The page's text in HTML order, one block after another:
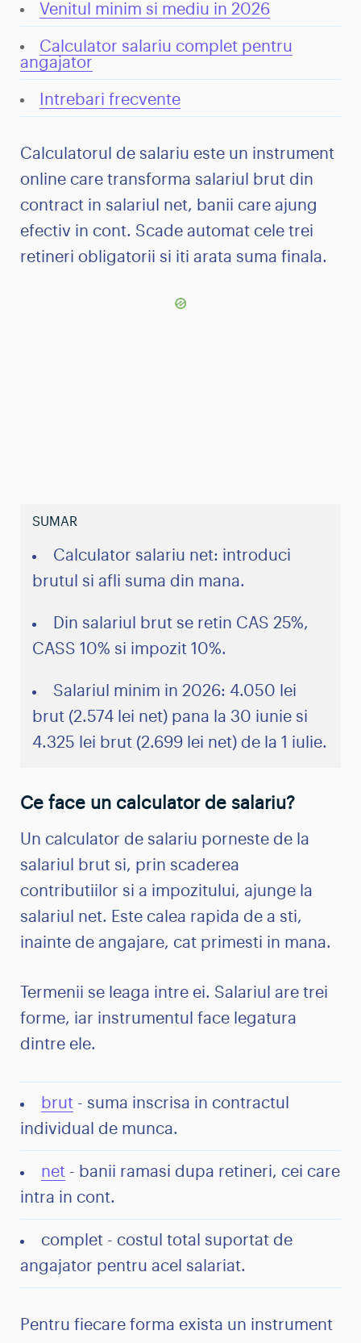
Venitul minim si mediu in 2026
Calculator salariu complet pentru
angajator
Intrebari frecvente
Calculatorul de salariu este un instrument
online care transforma salariul brut din
contract in salariul net, banii care ajung
efectiv in cont. Scade automat cele trei
retineri obligatorii si iti arata suma finala.
Calculator salariu net: introduci
brutul si afli suma din mana.
Din salariul brut se retin CAS 25%,
CASS 10% si impozit 10%.
Salariul minim in 2026: 4.050 lei
brut (2.574 lei net) pana la 30 iunie si
4.325 lei brut (2.699 lei net) de la 1 iulie.
Ce face un calculator de salariu?
Un calculator de salariu porneste de la
salariul brut si, prin scaderea
contributiilor si a impozitului, ajunge la
salariul net. Este calea rapida de a sti,
inainte de angajare, cat primesti in mana.
Termenii se leaga intre ei. Salariul are trei
forme, iar instrumentul face legatura
dintre ele.
brut - suma inscrisa in contractul
individual de munca.
net - banii ramasi dupa retineri, cei care
intra in cont.
complet - costul total suportat de
angajator pentru acel salariat.
Pentru fiecare forma exista un instrument